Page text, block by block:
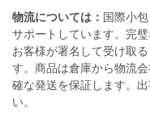
物流については： 国際小
サポートしています。完
お客様が署名して受け取
す。商品は倉庫から物流
確な発送を保証します。
い。